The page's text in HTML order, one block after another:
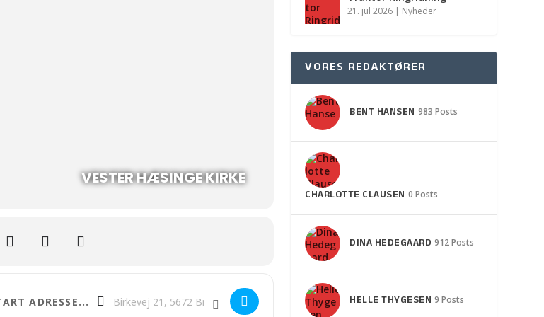
VESTER HÆSINGE KIRKE
Kirke læs mere>>> []Destination Address - Alle Helgengudstjeneste i V. Hæsinge Kirke læs mere>>> []
21. jul 2026 | Nyheder
VORES REDAKTØRER
BENT HANSEN 983 Posts
CHARLOTTE CLAUSEN 0 Posts
DINA HEDEGAARD 912 Posts
HELLE THYGESEN 9 Posts